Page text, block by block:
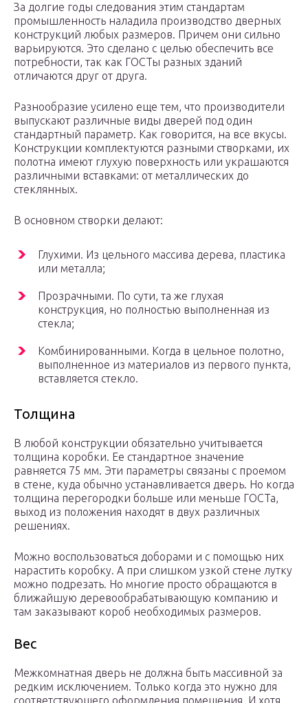
За долгие годы следования этим стандартам
промышленность наладила производство дверных
конструкций любых размеров. Причем они сильно
варьируются. Это сделано с целью обеспечить все
потребности, так как ГОСТы разных зданий
отличаются друг от друга.
Разнообразие усилено еще тем, что производители
выпускают различные виды дверей под один
стандартный параметр. Как говорится, на все вкусы.
Конструкции комплектуются разными створками, их
полотна имеют глухую поверхность или украшаются
различными вставками: от металлических до
стеклянных.
В основном створки делают:
Глухими. Из цельного массива дерева, пластика
или металла;
Прозрачными. По сути, та же глухая
конструкция, но полностью выполненная из
стекла;
Комбинированными. Когда в цельное полотно,
выполненное из материалов из первого пункта,
вставляется стекло.
Толщина
В любой конструкции обязательно учитывается
толщина коробки. Ее стандартное значение
равняется 75 мм. Эти параметры связаны с проемом
в стене, куда обычно устанавливается дверь. Но когда
толщина перегородки больше или меньше ГОСТа,
выход из положения находят в двух различных
решениях.
Можно воспользоваться доборами и с помощью них
нарастить коробку. А при слишком узкой стене лутку
можно подрезать. Но многие просто обращаются в
ближайшую деревообрабатывающую компанию и
там заказывают короб необходимых размеров.
Вес
Межкомнатная дверь не должна быть массивной за
редким исключением. Только когда это нужно для
соответствующего оформления помещения. И хотя